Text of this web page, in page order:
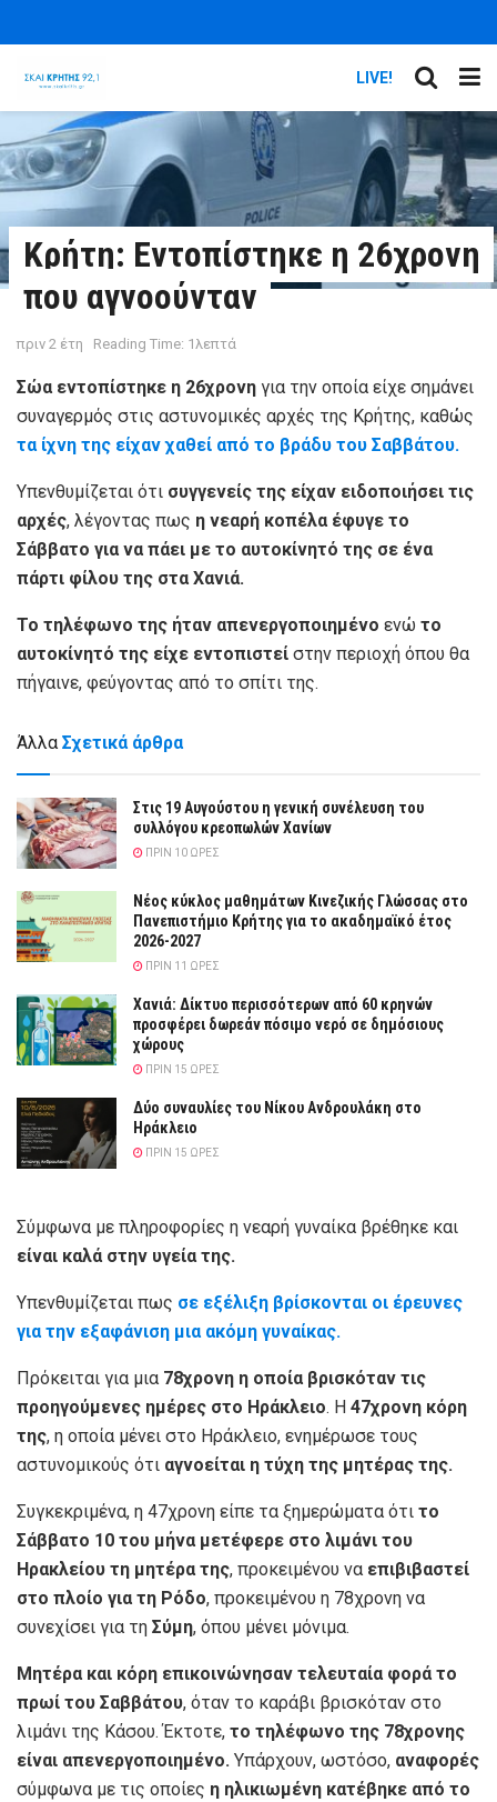
LIVE!
Κρήτη: Εντοπίστηκε η 26χρονη
που αγνοούνταν
πριν 2 έτη Reading Time: 1λεπτά
Σώα εντοπίστηκε η 26χρονη για την οποία είχε σημάνει
συναγερμός στις αστυνομικές αρχές της Κρήτης, καθώς
τα ίχνη της είχαν χαθεί από το βράδυ του Σαββάτου.
Υπενθυμίζεται ότι συγγενείς της είχαν ειδοποιήσει τις
αρχές, λέγοντας πως η νεαρή κοπέλα έφυγε το
Σάββατο για να πάει με το αυτοκίνητό της σε ένα
πάρτι φίλου της στα Χανιά.
Το τηλέφωνο της ήταν απενεργοποιημένο ενώ το
αυτοκίνητό της είχε εντοπιστεί στην περιοχή όπου θα
πήγαινε, φεύγοντας από το σπίτι της.
Άλλα Σχετικά άρθρα
Στις 19 Αυγούστου η γενική συνέλευση του
συλλόγου κρεοπωλών Χανίων
ΠΡΙΝ 10 ΏΡΕΣ
Νέος κύκλος μαθημάτων Κινεζικής Γλώσσας στο
Πανεπιστήμιο Κρήτης για το ακαδημαϊκό έτος
2026-2027
ΠΡΙΝ 11 ΏΡΕΣ
Χανιά: Δίκτυο περισσότερων από 60 κρηνών
προσφέρει δωρεάν πόσιμο νερό σε δημόσιους
χώρους
ΠΡΙΝ 15 ΏΡΕΣ
Δύο συναυλίες του Νίκου Ανδρουλάκη στο
Ηράκλειο
ΠΡΙΝ 15 ΏΡΕΣ
Σύμφωνα με πληροφορίες η νεαρή γυναίκα βρέθηκε και
είναι καλά στην υγεία της.
Υπενθυμίζεται πως σε εξέλιξη βρίσκονται οι έρευνες
για την εξαφάνιση μια ακόμη γυναίκας.
Πρόκειται για μια 78χρονη η οποία βρισκόταν τις
προηγούμενες ημέρες στο Ηράκλειο. Η 47χρονη κόρη
της, η οποία μένει στο Ηράκλειο, ενημέρωσε τους
αστυνομικούς ότι αγνοείται η τύχη της μητέρας της.
Συγκεκριμένα, η 47χρονη είπε τα ξημερώματα ότι το
Σάββατο 10 του μήνα μετέφερε στο λιμάνι του
Ηρακλείου τη μητέρα της, προκειμένου να επιβιβαστεί
στο πλοίο για τη Ρόδο, προκειμένου η 78χρονη να
συνεχίσει για τη Σύμη, όπου μένει μόνιμα.
Μητέρα και κόρη επικοινώνησαν τελευταία φορά το
πρωί του Σαββάτου, όταν το καράβι βρισκόταν στο
λιμάνι της Κάσου. Έκτοτε, το τηλέφωνο της 78χρονης
είναι απενεργοποιημένο. Υπάρχουν, ωστόσο, αναφορές
σύμφωνα με τις οποίες η ηλικιωμένη κατέβηκε από το